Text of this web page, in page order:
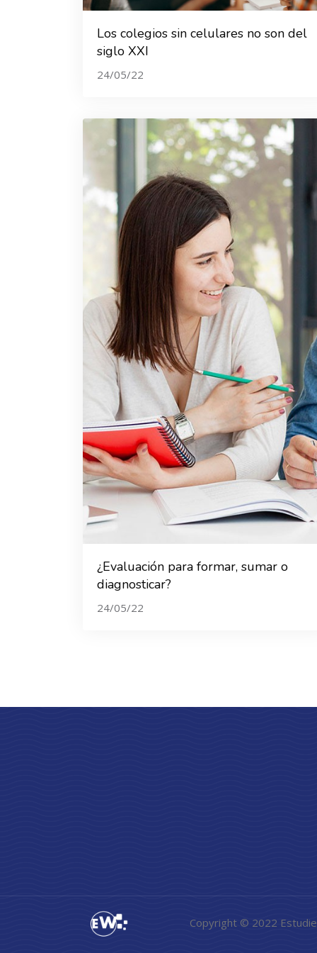
Los colegios sin celulares no son del
siglo XXI
24/05/22
¿Evaluación para formar, sumar o
diagnosticar?
24/05/22
Copyright © 2022